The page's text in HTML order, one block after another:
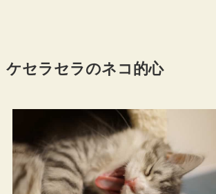
ケセラセラのネコ的心